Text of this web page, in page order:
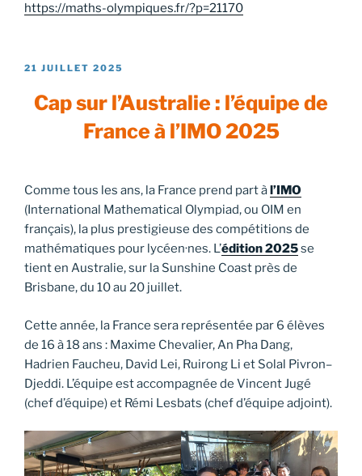
https://maths-olympiques.fr/?p=21170
PUBLIÉ
21 JUILLET 2025
Cap sur l’Australie : l’équipe de
France à l’IMO 2025
Comme tous les ans, la France prend part àl’IMO
(International Mathematical Olympiad, ou OIM en
français), la plus prestigieuse des compétitions de
mathématiques pour lycéen·nes. L’édition 2025se
tient en Australie, sur la Sunshine Coast près de
Brisbane, du 10 au 20 juillet.
Cette année, la France sera représentée par 6 élèves
de 16 à 18 ans : Maxime Chevalier, An Pha Dang,
Hadrien Faucheu, David Lei, Ruirong Li et Solal Pivron–
Djeddi. L’équipe est accompagnée de Vincent Jugé
(chef d’équipe) et Rémi Lesbats (chef d’équipe adjoint).